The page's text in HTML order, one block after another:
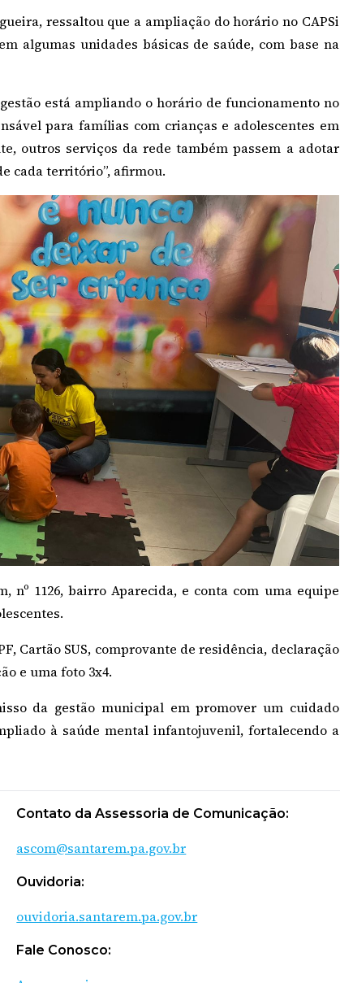
ressaltou que a ampliação do horário no CAPSi
algumas unidades básicas de saúde, com base na
está ampliando o horário de funcionamento no
para famílias com crianças e adolescentes em
outros serviços da rede também passem a adotar
cada território”, afirmou.
nº 1126, bairro Aparecida, e conta com uma equipe
Cartão SUS, comprovante de residência, declaração
e uma foto 3x4.
da gestão municipal em promover um cuidado
à saúde mental infantojuvenil, fortalecendo a
Contato da Assessoria de Comunicação:
ascom@santarem.pa.gov.br
Ouvidoria:
ouvidoria.santarem.pa.gov.br
Fale Conosco: